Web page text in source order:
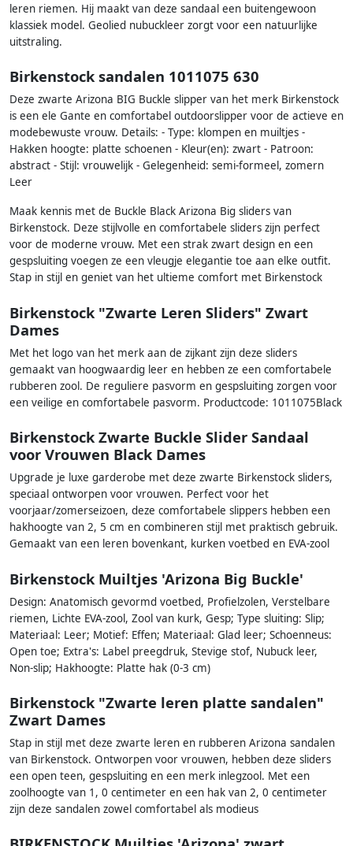
leren riemen. Hij maakt van deze sandaal een buitengewoon
klassiek model. Geolied nubuckleer zorgt voor een natuurlijke
uitstraling.
Birkenstock sandalen 1011075 630
Deze zwarte Arizona BIG Buckle slipper van het merk Birkenstock
is een ele Gante en comfortabel outdoorslipper voor de actieve en
modebewuste vrouw. Details: - Type: klompen en muiltjes -
Hakken hoogte: platte schoenen - Kleur(en): zwart - Patroon:
abstract - Stijl: vrouwelijk - Gelegenheid: semi-formeel, zomern
Leer
Maak kennis met de Buckle Black Arizona Big sliders van
Birkenstock. Deze stijlvolle en comfortabele sliders zijn perfect
voor de moderne vrouw. Met een strak zwart design en een
gespsluiting voegen ze een vleugje elegantie toe aan elke outfit.
Stap in stijl en geniet van het ultieme comfort met Birkenstock
Birkenstock "Zwarte Leren Sliders" Zwart
Dames
Met het logo van het merk aan de zijkant zijn deze sliders
gemaakt van hoogwaardig leer en hebben ze een comfortabele
rubberen zool. De reguliere pasvorm en gespsluiting zorgen voor
een veilige en comfortabele pasvorm. Productcode: 1011075Black
Birkenstock Zwarte Buckle Slider Sandaal
voor Vrouwen Black Dames
Upgrade je luxe garderobe met deze zwarte Birkenstock sliders,
speciaal ontworpen voor vrouwen. Perfect voor het
voorjaar/zomerseizoen, deze comfortabele slippers hebben een
hakhoogte van 2, 5 cm en combineren stijl met praktisch gebruik.
Gemaakt van een leren bovenkant, kurken voetbed en EVA-zool
Birkenstock Muiltjes 'Arizona Big Buckle'
Design: Anatomisch gevormd voetbed, Profielzolen, Verstelbare
riemen, Lichte EVA-zool, Zool van kurk, Gesp; Type sluiting: Slip;
Materiaal: Leer; Motief: Effen; Materiaal: Glad leer; Schoenneus:
Open toe; Extra's: Label preegdruk, Stevige stof, Nubuck leer,
Non-slip; Hakhoogte: Platte hak (0-3 cm)
Birkenstock "Zwarte leren platte sandalen"
Zwart Dames
Stap in stijl met deze zwarte leren en rubberen Arizona sandalen
van Birkenstock. Ontworpen voor vrouwen, hebben deze sliders
een open teen, gespsluiting en een merk inlegzool. Met een
zoolhoogte van 1, 0 centimeter en een hak van 2, 0 centimeter
zijn deze sandalen zowel comfortabel als modieus